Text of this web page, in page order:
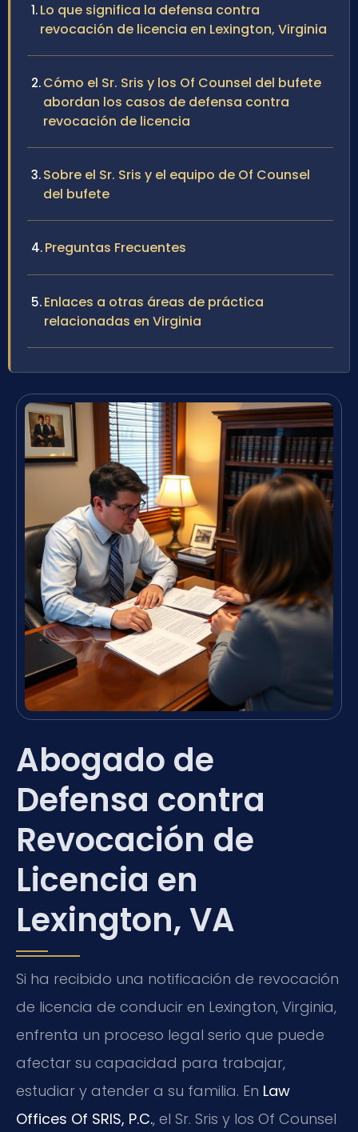
Lo que significa la defensa contra
revocación de licencia en Lexington, Virginia
Cómo el Sr. Sris y los Of Counsel del bufete
abordan los casos de defensa contra
revocación de licencia
Sobre el Sr. Sris y el equipo de Of Counsel
del bufete
Preguntas Frecuentes
Enlaces a otras áreas de práctica
relacionadas en Virginia
Abogado de
Defensa contra
Revocación de
Licencia en
Lexington, VA
Si ha recibido una notificación de revocación
de licencia de conducir en Lexington, Virginia,
enfrenta un proceso legal serio que puede
afectar su capacidad para trabajar,
estudiar y atender a su familia. En Law
Offices Of SRIS, P.C., el Sr. Sris y los Of Counsel